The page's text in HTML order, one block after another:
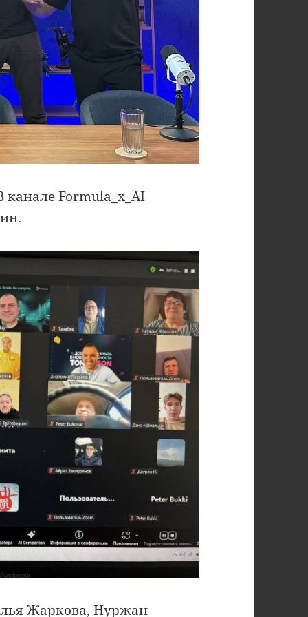
канале Formula_x_AI
Жаркова, Нуржан